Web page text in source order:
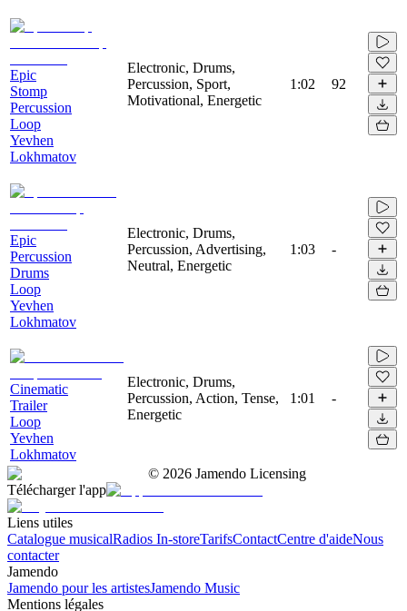
Epic
Stomp
Percussion
Loop
Yevhen
Lokhmatov
Electronic, Drums,
Percussion, Sport,
Motivational, Energetic
1:02 92
Epic
Percussion
Drums
Loop
Yevhen
Lokhmatov
Electronic, Drums,
Percussion, Advertising,
Neutral, Energetic
1:03 -
Cinematic
Trailer
Loop
Yevhen
Lokhmatov
Electronic, Drums,
Percussion, Action, Tense,
Energetic
1:01 -
© 2026 Jamendo Licensing
Télécharger l'app
Liens utiles
Catalogue musicalRadios In-storeTarifsContactCentre d'aideNous
contacter
Jamendo
Jamendo pour les artistesJamendo Music
Mentions légales